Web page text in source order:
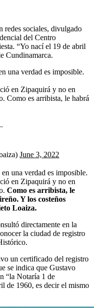
redes sociales, divulgado
del Centro
“Yo nací el 19 de abril
Cundinamarca.
una verdad es imposible.
en Zipaquirá y no en
Como es arribista, le habrá
June 3, 2022
una verdad es imposible.
en Zipaquirá y no en
Como es arribista, le
Y los costeños
Loaiza.
directamente en la
la ciudad de registro
un certificado del registro
se indica que Gustavo
“la Notaría 1 de
de 1960, es decir el mismo